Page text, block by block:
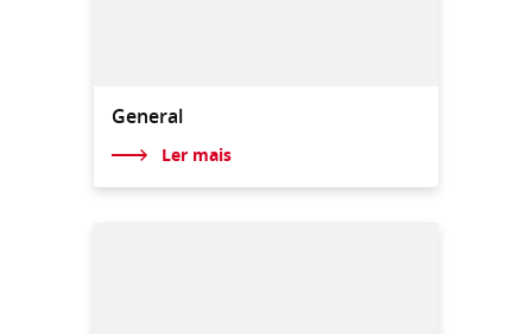
General
Ler mais